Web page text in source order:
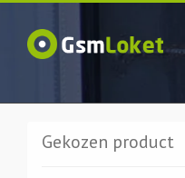
Gekozen product